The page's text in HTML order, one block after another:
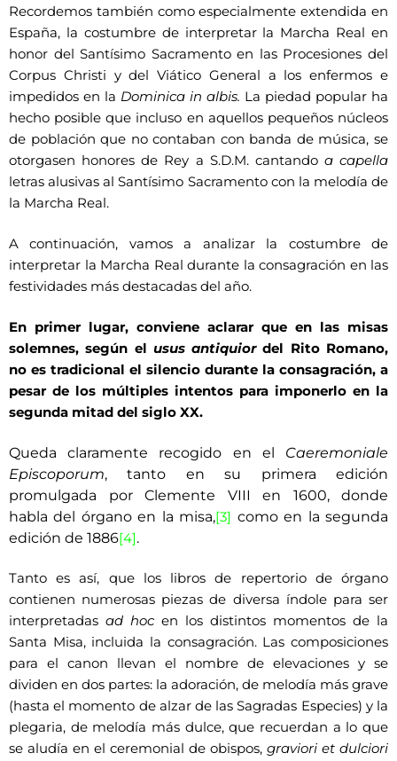
Recordemos también como especialmente extendida en
España, la costumbre de interpretar la Marcha Real en
honor del Santísimo Sacramento en las Procesiones del
Corpus Christi y del Viático General a los enfermos e
impedidos en la Dominica in albis. La piedad popular ha
hecho posible que incluso en aquellos pequeños núcleos
de población que no contaban con banda de música, se
otorgasen honores de Rey a S.D.M. cantando a capella
letras alusivas al Santísimo Sacramento con la melodía de
la Marcha Real.
A continuación, vamos a analizar la costumbre de
interpretar la Marcha Real durante la consagración en las
festividades más destacadas del año.
En primer lugar, conviene aclarar que en las misas
solemnes, según el usus antiquiordel Rito Romano,
no es tradicional el silencio durante la consagración, a
pesar de los múltiples intentos para imponerlo en la
segunda mitad del siglo XX.
Queda claramente recogido en el Caeremoniale
Episcoporum, tanto en su primera edición
promulgada por Clemente VIII en 1600, donde
habla del órgano en la misa,[3] como en la segunda
edición de 1886[4].
Tanto es así, que los libros de repertorio de órgano
contienen numerosas piezas de diversa índole para ser
interpretadas ad hocen los distintos momentos de la
Santa Misa, incluida la consagración. Las composiciones
para el canon llevan el nombre de elevaciones y se
dividen en dos partes: la adoración, de melodía más grave
(hasta el momento de alzar de las Sagradas Especies) y la
plegaria, de melodía más dulce, que recuerdan a lo que
se aludía en el ceremonial de obispos, graviori et dulciori